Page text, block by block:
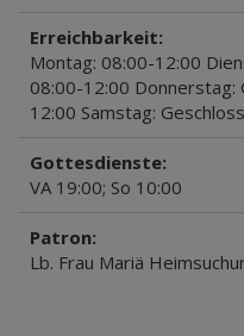
Erreichbarkeit:
Montag: 08:00-12:00
08:00-12:00 Donnerstag:
12:00 Samstag:
Gottesdienste:
VA 19:00; So 10:00
Patron:
Lb. Frau Mariä